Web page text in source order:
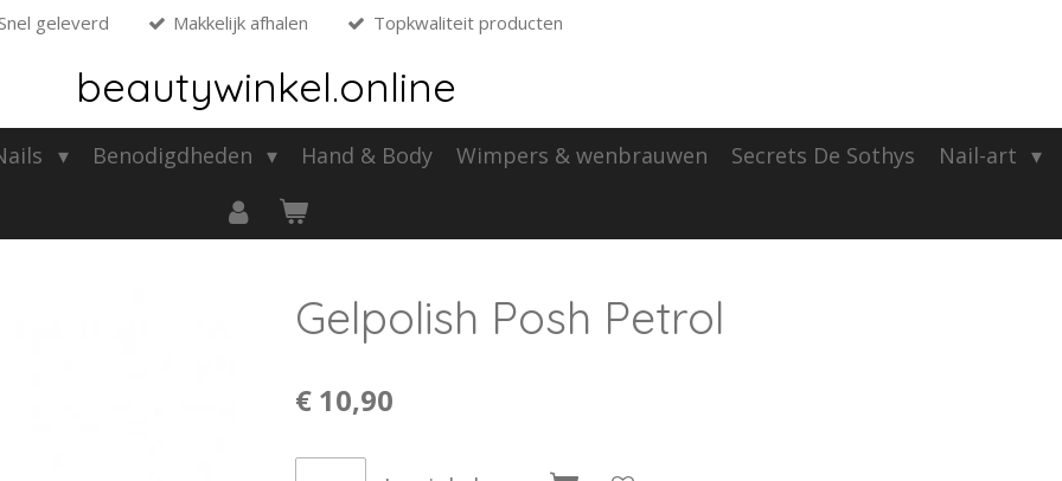
geleverd Makkelijk afhalen Topkwaliteit producten
beautywinkel.online
Benodigdheden Hand & Body Wimpers & wenbrauwen Secrets De Sothys Nail-art
Gelpolish Posh Petrol
€ 10,90